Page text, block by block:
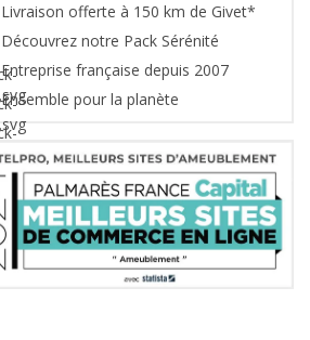
Livraison offerte à 150 km de Givet*
Découvrez notre Pack Sérénité
Entreprise française depuis 2007
Ensemble pour la planète